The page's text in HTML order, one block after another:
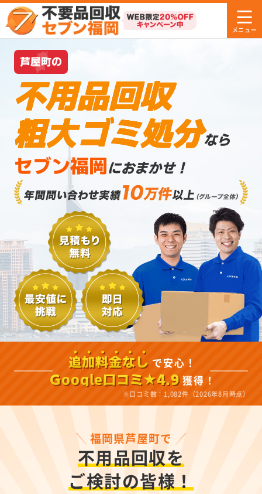
芦屋町の
不用品回収
粗大ゴミ処分なら
セブン福岡 におまかせ！
追加料金なし で安心！
Google口コミ★4.9 獲得！
※口コミ数：1,082件（2026年8月時点）
福岡県芦屋町で
不用品回収を
ご検討の皆様！